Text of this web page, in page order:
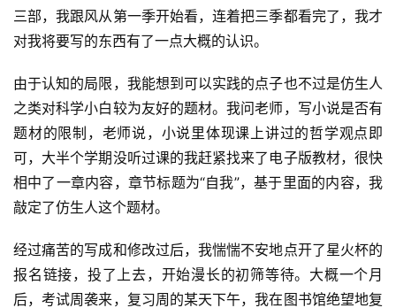
三部，我跟风从第一季开始看，连着把三季都看完了，我才
对我将要写的东西有了一点大概的认识。
由于认知的局限，我能想到可以实践的点子也不过是仿生人
之类对科学小白较为友好的题材。我问老师，写小说是否有
题材的限制，老师说，小说里体现课上讲过的哲学观点即
可，大半个学期没听过课的我赶紧找来了电子版教材，很快
相中了一章内容，章节标题为“自我”，基于里面的内容，我
敲定了仿生人这个题材。
经过痛苦的写成和修改过后，我惴惴不安地点开了星火杯的
报名链接，投了上去，开始漫长的初筛等待。大概一个月
后，考试周袭来，复习周的某天下午，我在图书馆绝望地复